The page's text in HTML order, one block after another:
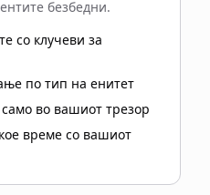
безбедни.
со клучеви за
по тип на енитет
во вашиот трезор
време со вашиот